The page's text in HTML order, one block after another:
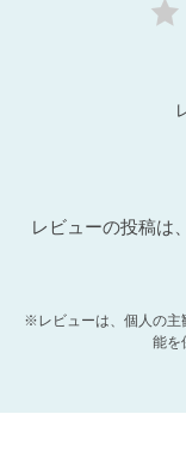
レビューの投稿は
※レビューは、個人の主
能を